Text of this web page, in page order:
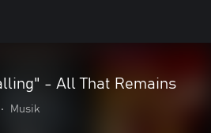
- All That Remains
• Musik